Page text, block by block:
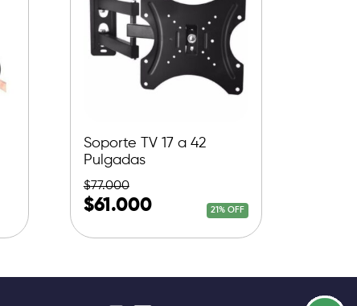
Soporte TV 17 a 42
Pulgadas
$77.000
$61.000 21% OFF